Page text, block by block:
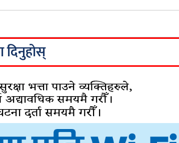
दिनुहोस्